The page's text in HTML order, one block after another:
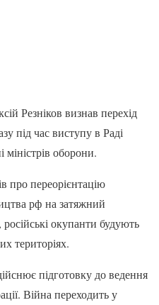
Резніков визнав перехід
під час виступу в Раді
оборони.
про переорієнтацію
рф на затяжний
окупанти будують
територіях.
підготовку до ведення
Війна переходить у